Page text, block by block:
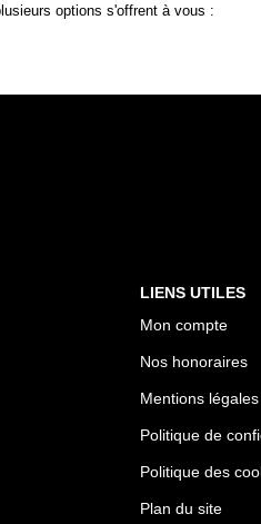
options s'offrent à vous :
LIENS UTILES
Mon compte
Nos honoraires
Mentions légales
Politique de
Politique des
Plan du site